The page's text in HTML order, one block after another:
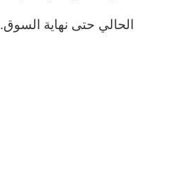
الحالي حتى نهاية السوق.